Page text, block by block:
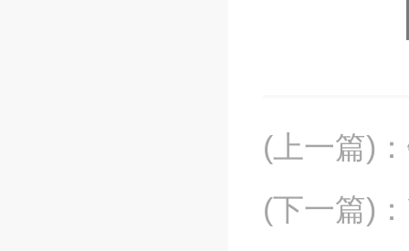
(上一篇) ：
(下一篇) ：